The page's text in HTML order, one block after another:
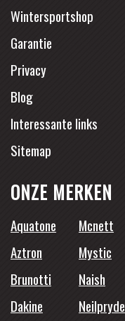
Wintersportshop
Garantie
Privacy
Blog
Interessante links
Sitemap
ONZE MERKEN
Aquatone
Mcnett
Aztron
Mystic
Brunotti
Naish
Dakine
Neilpryde